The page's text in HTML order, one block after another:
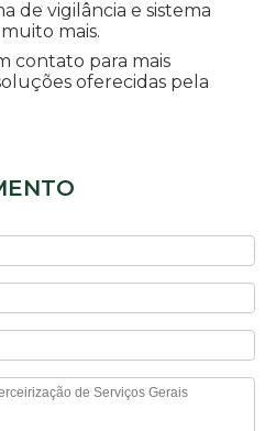
de vigilância e sistema
mais.
contato para mais
oferecidas pela